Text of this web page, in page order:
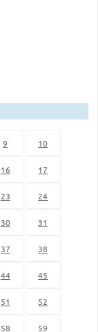
9 10
16 17
23 24
30 31
37 38
44 45
51 52
58 59